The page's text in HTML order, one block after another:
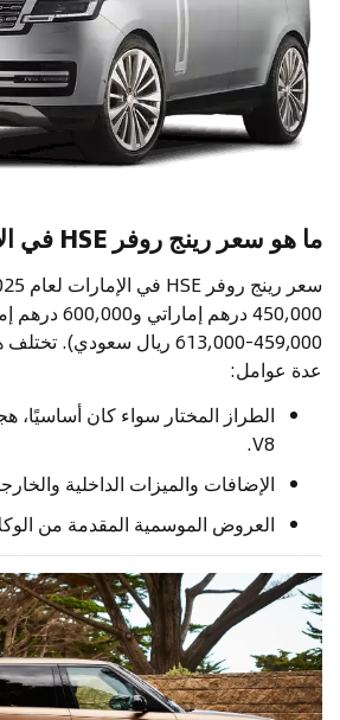
ما هو سعر رينج روفر HSE في الإمارات؟
450,000 درهم
459,000-613,000 ريال
عدة عوامل:
الطراز المختار سواء كان أساسيًا،
V8.
الإضافات والميزات الداخلية
العروض الموسمية المقدمة من